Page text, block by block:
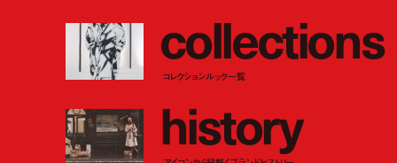
collections
コレクションルック一覧
history